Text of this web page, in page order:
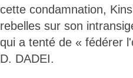
cette condamnation,
rebelles sur son
qui a tenté de « fédérer
D. DADEI.